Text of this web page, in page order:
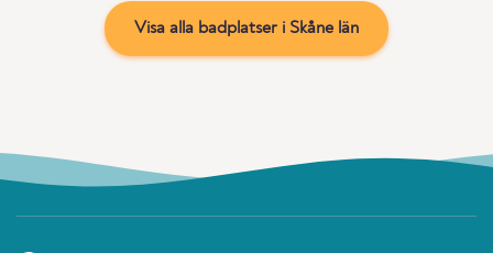
Visa alla badplatser i Skåne län